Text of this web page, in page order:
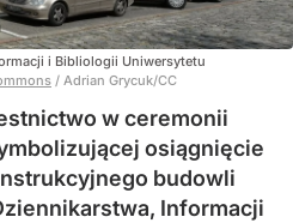
i Bibliologii Uniwersytetu
/ Adrian Grycuk/CC
w ceremonii
osiągnięcie
budowli
Informacji